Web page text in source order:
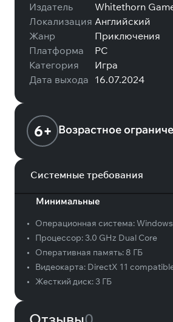
Издатель
Whitethorn
Локализация Английский
Жанр
Приключения
Платформа
PC
Категория
Игра
Дата выхода 16.07.2024
6+ Возрастное
Системные требования
Минимальные
• Операционная система:
•
Процессор: 3.0 GHz Dual Core
•
Оперативная память: 8 ГБ
•
Видеокарта: DirectX 11
•
Жесткий диск: 3 ГБ